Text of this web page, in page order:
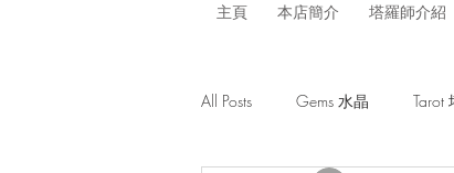
主頁 本店簡介 塔羅師介紹
All Posts Gems 水晶 Tarot